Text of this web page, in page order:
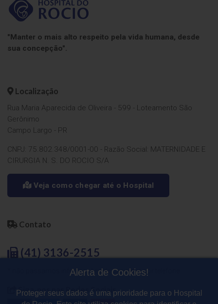
"Manter o mais alto respeito pela vida humana, desde
sua concepção".
Localização
Rua Maria Aparecida de Oliveira - 599 - Loteamento São
Gerônimo
Campo Largo - PR
CNPJ: 75.802.348/0001-00 - Razão Social: MATERNIDADE E
CIRURGIA N. S. DO ROCIO S/A
Veja como chegar até o Hospital
Contato
(41) 3136-2515
* não passamos informações de pacientes por telefone
Siga-nos nas Redes Sociais
Alerta de Cookies!
Proteger seus dados é uma prioridade para o Hospital